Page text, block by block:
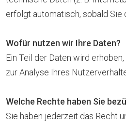
erfolgt automatisch, sobald Sie
Wofür nutzen wir Ihre Daten?
Ein Teil der Daten wird
zur Analyse Ihres
Welche Rechte haben Sie
Sie haben jederzeit das Recht